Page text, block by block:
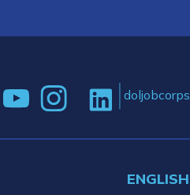
doljobcorps
ENGLISH